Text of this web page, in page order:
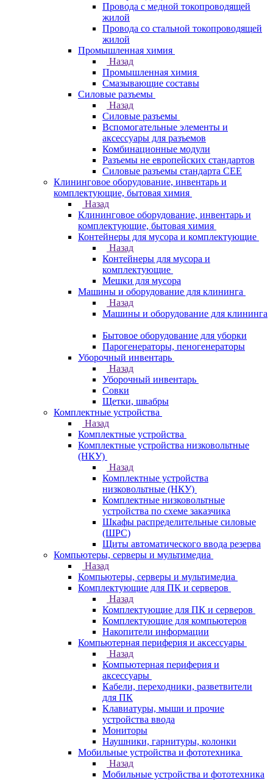
Провода с медной токопроводящей
жилой
Провода со стальной токопроводящей
жилой
Промышленная химия
Назад
Промышленная химия
Смазывающие составы
Силовые разъемы
Назад
Силовые разъемы
Вспомогательные элементы и
аксессуары для разъемов
Комбинационные модули
Разъемы не европейских стандартов
Силовые разъемы стандарта CEE
Клининговое оборудование, инвентарь и
комплектующие, бытовая химия
Назад
Клининговое оборудование, инвентарь и
комплектующие, бытовая химия
Контейнеры для мусора и комплектующие
Назад
Контейнеры для мусора и
комплектующие
Мешки для мусора
Машины и оборудование для клининга
Назад
Машины и оборудование для клининга
Бытовое оборудование для уборки
Парогенераторы, пеногенераторы
Уборочный инвентарь
Назад
Уборочный инвентарь
Совки
Щетки, швабры
Комплектные устройства
Назад
Комплектные устройства
Комплектные устройства низковольтные
(НКУ)
Назад
Комплектные устройства
низковольтные (НКУ)
Комплектные низковольтные
устройства по схеме заказчика
Шкафы распределительные силовые
(ШРС)
Щиты автоматического ввода резерва
Компьютеры, серверы и мультимедиа
Назад
Компьютеры, серверы и мультимедиа
Комплектующие для ПК и серверов
Назад
Комплектующие для ПК и серверов
Комплектующие для компьютеров
Накопители информации
Компьютерная периферия и аксессуары
Назад
Компьютерная периферия и
аксессуары
Кабели, переходники, разветвители
для ПК
Клавиатуры, мыши и прочие
устройства ввода
Мониторы
Наушники, гарнитуры, колонки
Мобильные устройства и фототехника
Назад
Мобильные устройства и фототехника